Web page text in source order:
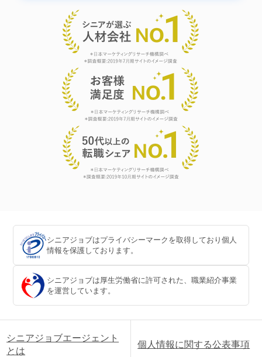
シニアジョブはプライバシーマークを取得しており個人
情報を保護しております。
シニアジョブは厚生労働省に許可された、職業紹介事業
を運営しています。
シニアジョブエージェント
とは
個人情報に関する公表事項